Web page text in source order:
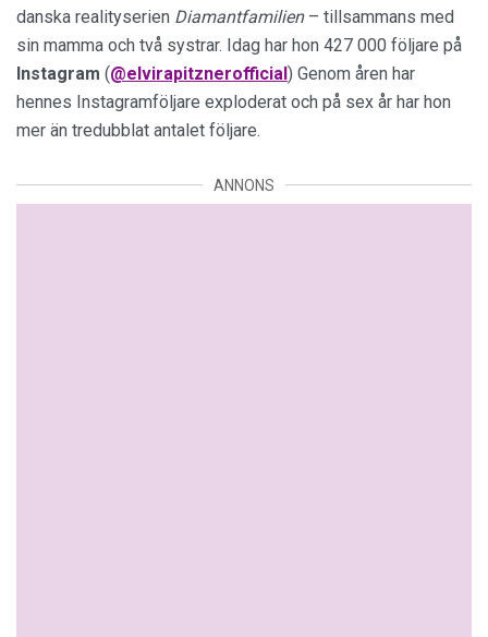
danska realityserien Diamantfamilien– tillsammans med
sin mamma och två systrar. Idag har hon 427 000 följare på
Instagram (@elvirapitznerofficial) Genom åren har
hennes Instagramföljare exploderat och på sex år har hon
mer än tredubblat antalet följare.
ANNONS